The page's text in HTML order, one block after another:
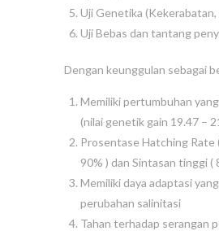
Uji Genetika
Uji Bebas dan tantang
Dengan keunggulan sebagai
Memiliki pertumbuhan
(nilai genetik gain 19.47 –
Prosentase Hatching Rate
90% ) dan Sintasan tinggi (
Memiliki daya adaptasi
perubahan salinitasi
Tahan terhadap serangan